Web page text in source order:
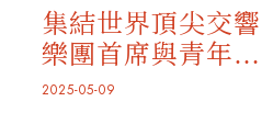
人數更創歷年新高，錄取學員
不乏來自世界頂尖音樂學院，
更有於國際知名大賽獲獎，以
音樂節巡演盛大登場 今年已
第七屆的台北大師星秀音樂節
（TMAF），已在國際間逐步
建立聲量，吸引許多海內外學
集結世界頂尖交響
樂團首席與青年音
樂家，2025台北大
2025-05-09